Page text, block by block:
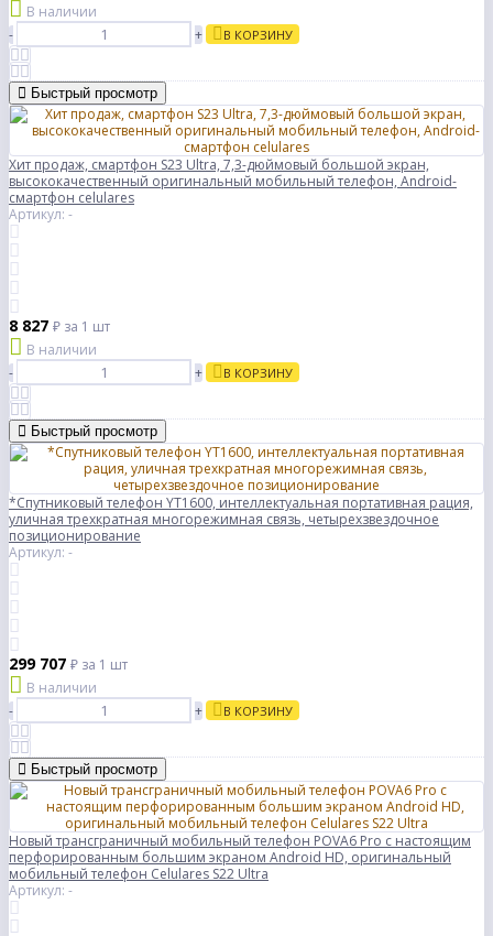
В наличии
-
+ В КОРЗИНУ
Быстрый просмотр
Хит продаж, смартфон S23 Ultra, 7,3-дюймовый большой экран,
высококачественный оригинальный мобильный телефон, Android-
смартфон celulares
Артикул: -
8 827 ₽ за 1 шт
В наличии
-
+ В КОРЗИНУ
Быстрый просмотр
*Спутниковый телефон YT1600, интеллектуальная портативная рация,
уличная трехкратная многорежимная связь, четырехзвездочное
позиционирование
Артикул: -
299 707 ₽ за 1 шт
В наличии
-
+ В КОРЗИНУ
Быстрый просмотр
Новый трансграничный мобильный телефон POVA6 Pro с настоящим
перфорированным большим экраном Android HD, оригинальный
мобильный телефон Celulares S22 Ultra
Артикул: -